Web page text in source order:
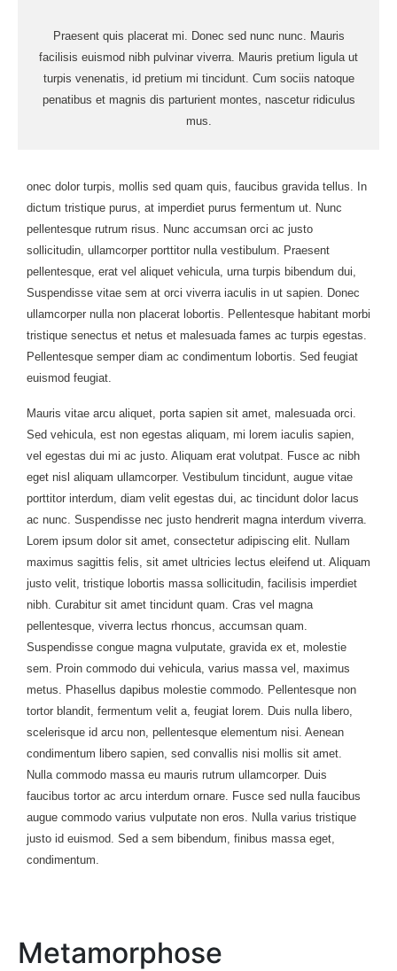
Praesent quis placerat mi. Donec sed nunc nunc. Mauris
facilisis euismod nibh pulvinar viverra. Mauris pretium ligula ut
turpis venenatis, id pretium mi tincidunt. Cum sociis natoque
penatibus et magnis dis parturient montes, nascetur ridiculus
mus.
onec dolor turpis, mollis sed quam quis, faucibus gravida tellus. In
dictum tristique purus, at imperdiet purus fermentum ut. Nunc
pellentesque rutrum risus. Nunc accumsan orci ac justo
sollicitudin, ullamcorper porttitor nulla vestibulum. Praesent
pellentesque, erat vel aliquet vehicula, urna turpis bibendum dui,
Suspendisse vitae sem at orci viverra iaculis in ut sapien. Donec
ullamcorper nulla non placerat lobortis. Pellentesque habitant morbi
tristique senectus et netus et malesuada fames ac turpis egestas.
Pellentesque semper diam ac condimentum lobortis. Sed feugiat
euismod feugiat.
Mauris vitae arcu aliquet, porta sapien sit amet, malesuada orci.
Sed vehicula, est non egestas aliquam, mi lorem iaculis sapien,
vel egestas dui mi ac justo. Aliquam erat volutpat. Fusce ac nibh
eget nisl aliquam ullamcorper. Vestibulum tincidunt, augue vitae
porttitor interdum, diam velit egestas dui, ac tincidunt dolor lacus
ac nunc. Suspendisse nec justo hendrerit magna interdum viverra.
Lorem ipsum dolor sit amet, consectetur adipiscing elit. Nullam
maximus sagittis felis, sit amet ultricies lectus eleifend ut. Aliquam
justo velit, tristique lobortis massa sollicitudin, facilisis imperdiet
nibh. Curabitur sit amet tincidunt quam. Cras vel magna
pellentesque, viverra lectus rhoncus, accumsan quam.
Suspendisse congue magna vulputate, gravida ex et, molestie
sem. Proin commodo dui vehicula, varius massa vel, maximus
metus. Phasellus dapibus molestie commodo. Pellentesque non
tortor blandit, fermentum velit a, feugiat lorem. Duis nulla libero,
scelerisque id arcu non, pellentesque elementum nisi. Aenean
condimentum libero sapien, sed convallis nisi mollis sit amet.
Nulla commodo massa eu mauris rutrum ullamcorper. Duis
faucibus tortor ac arcu interdum ornare. Fusce sed nulla faucibus
augue commodo varius vulputate non eros. Nulla varius tristique
justo id euismod. Sed a sem bibendum, finibus massa eget,
condimentum.
Metamorphose